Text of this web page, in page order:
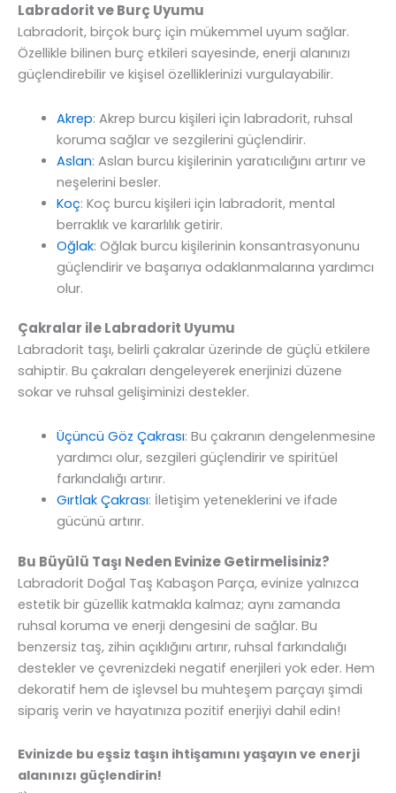
Labradorit ve Burç Uyumu
Labradorit, birçok burç için mükemmel uyum sağlar.
Özellikle bilinen burç etkileri sayesinde, enerji alanınızı
güçlendirebilir ve kişisel özelliklerinizi vurgulayabilir.
Akrep: Akrep burcu kişileri için labradorit, ruhsal
koruma sağlar ve sezgilerini güçlendirir.
Aslan: Aslan burcu kişilerinin yaratıcılığını artırır ve
neşelerini besler.
Koç: Koç burcu kişileri için labradorit, mental
berraklık ve kararlılık getirir.
Oğlak: Oğlak burcu kişilerinin konsantrasyonunu
güçlendirir ve başarıya odaklanmalarına yardımcı
olur.
Çakralar ile Labradorit Uyumu
Labradorit taşı, belirli çakralar üzerinde de güçlü etkilere
sahiptir. Bu çakraları dengeleyerek enerjinizi düzene
sokar ve ruhsal gelişiminizi destekler.
Üçüncü Göz Çakrası: Bu çakranın dengelenmesine
yardımcı olur, sezgileri güçlendirir ve spiritüel
farkındalığı artırır.
Gırtlak Çakrası: İletişim yeteneklerini ve ifade
gücünü artırır.
Bu Büyülü Taşı Neden Evinize Getirmelisiniz?
Labradorit Doğal Taş Kabaşon Parça, evinize yalnızca
estetik bir güzellik katmakla kalmaz; aynı zamanda
ruhsal koruma ve enerji dengesini de sağlar. Bu
benzersiz taş, zihin açıklığını artırır, ruhsal farkındalığı
destekler ve çevrenizdeki negatif enerjileri yok eder. Hem
dekoratif hem de işlevsel bu muhteşem parçayı şimdi
sipariş verin ve hayatınıza pozitif enerjiyi dahil edin!
Evinizde bu eşsiz taşın ihtişamını yaşayın ve enerji
alanınızı güçlendirin!